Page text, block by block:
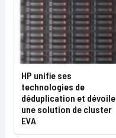
HP unifie ses
technologies de
déduplication et dévoile
une solution de cluster
EVA